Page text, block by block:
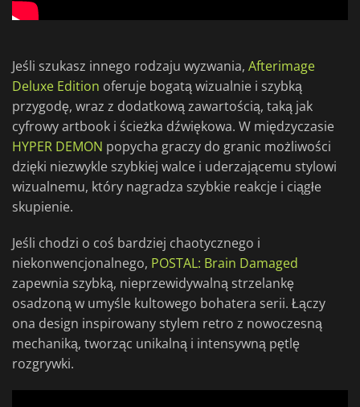
Jeśli szukasz innego rodzaju wyzwania, Afterimage
Deluxe Edition oferuje bogatą wizualnie i szybką
przygodę, wraz z dodatkową zawartością, taką jak
cyfrowy artbook i ścieżka dźwiękowa. W międzyczasie
HYPER DEMON popycha graczy do granic możliwości
dzięki niezwykle szybkiej walce i uderzającemu stylowi
wizualnemu, który nagradza szybkie reakcje i ciągłe
skupienie.
Jeśli chodzi o coś bardziej chaotycznego i
niekonwencjonalnego, POSTAL: Brain Damaged
zapewnia szybką, nieprzewidywalną strzelankę
osadzoną w umyśle kultowego bohatera serii. Łączy
ona design inspirowany stylem retro z nowoczesną
mechaniką, tworząc unikalną i intensywną pętlę
rozgrywki.